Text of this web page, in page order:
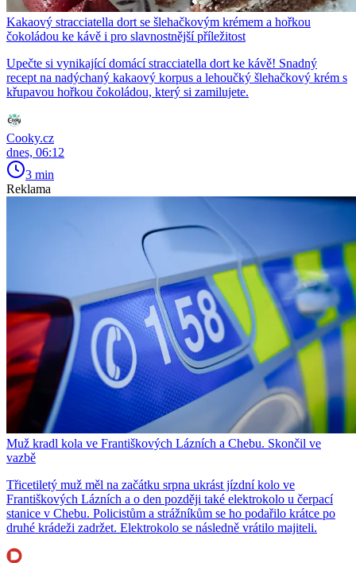
Kakaový stracciatella dort se šlehačkovým krémem a hořkou
čokoládou ke kávě i pro slavnostnější příležitost
Upečte si vynikající domácí stracciatella dort ke kávě! Snadný
recept na nadýchaný kakaový korpus a lehoučký šlehačkový krém s
křupavou hořkou čokoládou, který si zamilujete.
Cooky.cz
dnes, 06:12
3 min
Reklama
Muž kradl kola ve Františkových Lázních a Chebu. Skončil ve
vazbě
Třicetiletý muž měl na začátku srpna ukrást jízdní kolo ve
Františkových Lázních a o den později také elektrokolo u čerpací
stanice v Chebu. Policistům a strážníkům se ho podařilo krátce po
druhé krádeži zadržet. Elektrokolo se následně vrátilo majiteli.